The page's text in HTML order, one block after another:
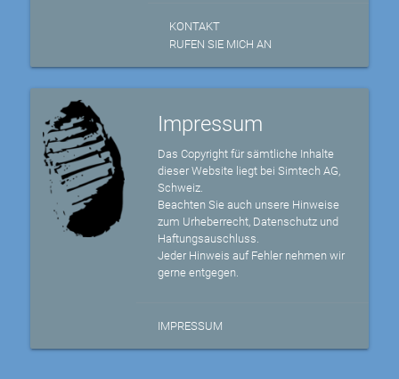
KONTAKT
RUFEN SIE MICH AN
Impressum
Das Copyright für sämtliche Inhalte
dieser Website liegt bei Simtech AG,
Schweiz.
Beachten Sie auch unsere Hinweise
zum Urheberrecht, Datenschutz und
Haftungsauschluss.
Jeder Hinweis auf Fehler nehmen wir
gerne entgegen.
IMPRESSUM